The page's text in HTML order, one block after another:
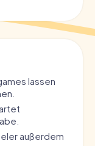
lassen
außerdem